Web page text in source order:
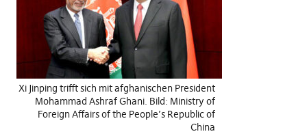
Xi Jinping trifft sich mit afghanischen President
Mohammad Ashraf Ghani. Bild: Ministry of
Foreign Affairs of the People’s Republic of
China